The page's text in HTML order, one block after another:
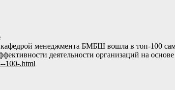
менеджмента БМБШ вошла в топ-100
деятельности организаций на
100-.html